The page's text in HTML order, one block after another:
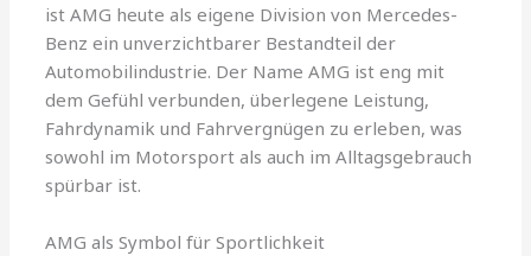
ist AMG heute als eigene Division von Mercedes-
Benz ein unverzichtbarer Bestandteil der
Automobilindustrie. Der Name AMG ist eng mit
dem Gefühl verbunden, überlegene Leistung,
Fahrdynamik und Fahrvergnügen zu erleben, was
sowohl im Motorsport als auch im Alltagsgebrauch
spürbar ist.
AMG als Symbol für Sportlichkeit